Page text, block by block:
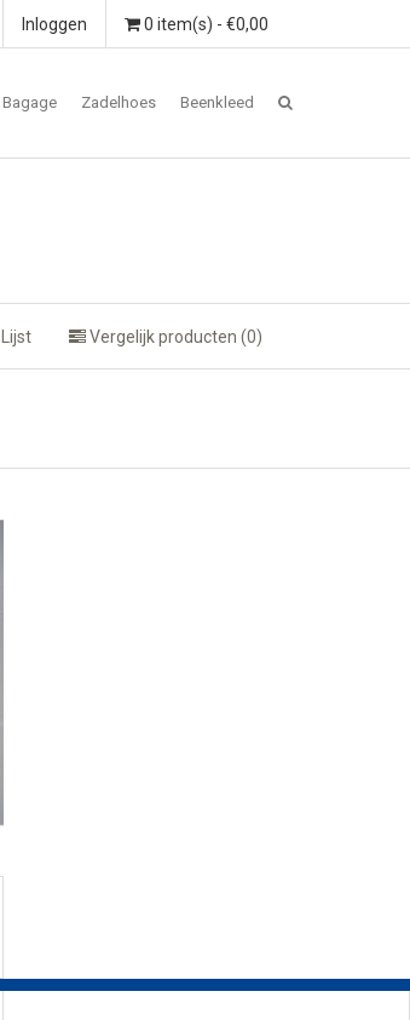
0 item(s) - €0,00
Inloggen
Bagage Zadelhoes Beenkleed
Lijst Vergelijk producten (0)